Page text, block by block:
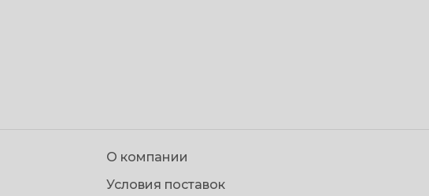
О компании
Условия поставок